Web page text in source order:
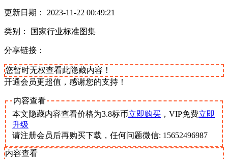
更新日期： 2023-11-22 00:49:21
类别： 国家行业标准图集
分享链接：
您暂时无权查看此隐藏内容！
开通会员更超值，感谢您的支持！
内容查看
本文隐藏内容查看价格为3.8标币立即购买 ，VIP免费立即
升级
请注册会员后再购买下载，任何问题微信: 15652496987
内容查看